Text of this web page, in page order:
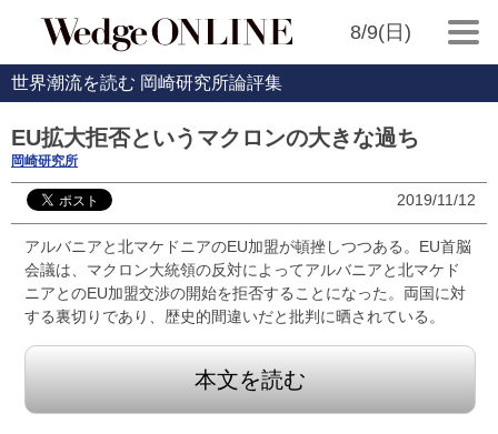
8/9(日)
世界潮流を読む 岡崎研究所論評集
EU拡大拒否というマクロンの大きな過ち
岡崎研究所
2019/11/12
アルバニアと北マケドニアのEU加盟が頓挫しつつある。EU首脳
会議は、マクロン大統領の反対によってアルバニアと北マケド
ニアとのEU加盟交渉の開始を拒否することになった。両国に対
する裏切りであり、歴史的間違いだと批判に晒されている。
本文を読む